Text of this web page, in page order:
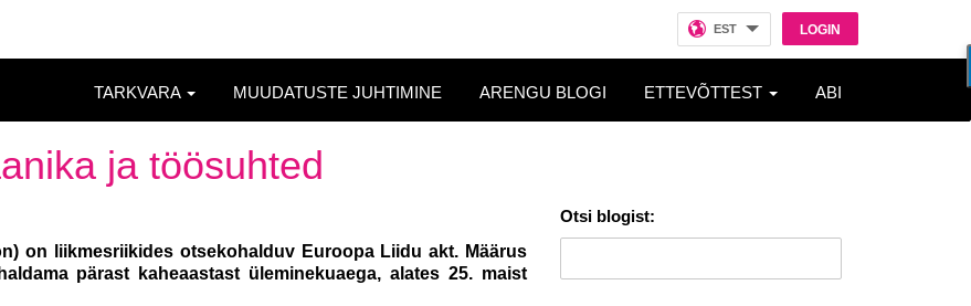
LOGIN
EST
TARKVARA MUUDATUSTE JUHTIMINE ARENGU BLOGI ETTEVÕTTEST ABI
ja töösuhted
on liikmesriikides otsekohalduv Euroopa Liidu akt. Määrus
pärast kaheaastast üleminekuaega, alates 25. maist
Otsi blogist: